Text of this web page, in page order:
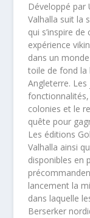
Développé par
Valhalla suit la
qui s’inspire
expérience
dans un
toile de fond la
Angleterre.
fonctionnalités,
colonies et le
quête pour
Les éditions
Valhalla ainsi
disponibles en
lancement la
dans laquelle
Berserker